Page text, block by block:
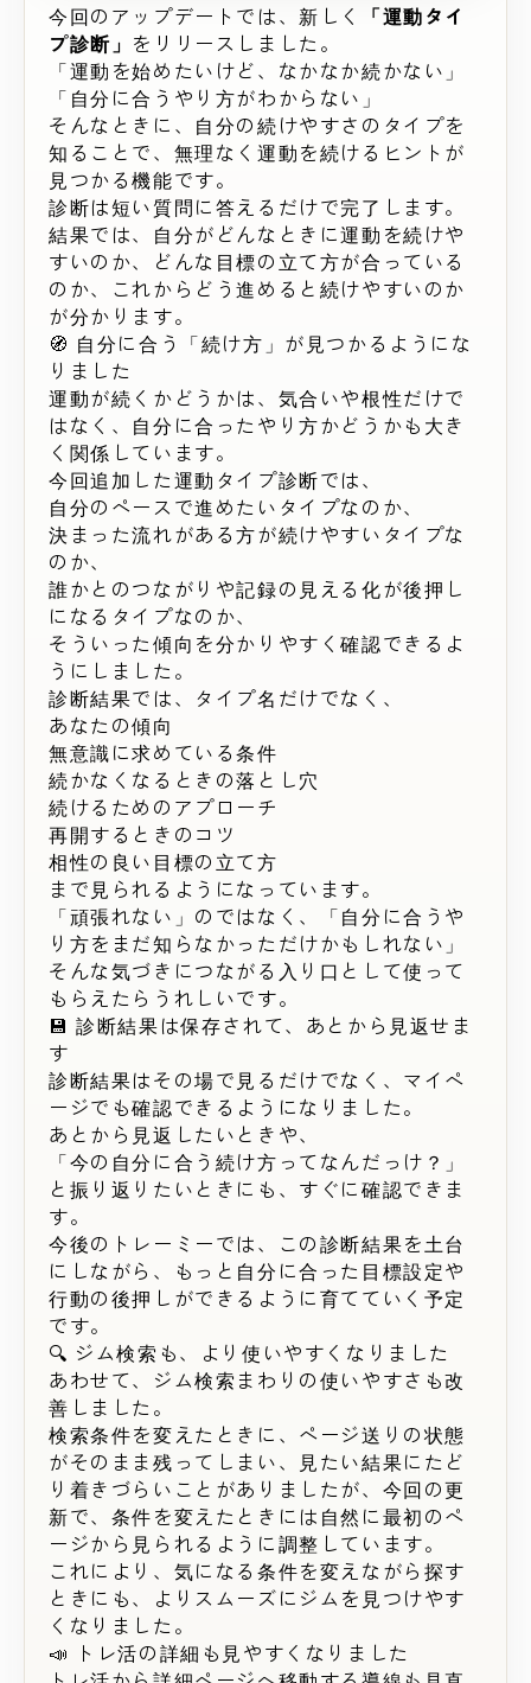
今回のアップデートでは、新しく
「運動タイ
プ診断」 をリリースしました。
「運動を始めたいけど、なかなか続かない」
「自分に合うやり方がわからない」
そんなときに、自分の続けやすさのタイプを
知ることで、無理なく運動を続けるヒントが
見つかる機能です。
診断は短い質問に答えるだけで完了します。
結果では、自分がどんなときに運動を続けや
すいのか、どんな目標の立て方が合っている
のか、これからどう進めると続けやすいのか
が分かります。
🧭 自分に合う「続け方」が見つかるようにな
りました
運動が続くかどうかは、気合いや根性だけで
はなく、自分に合ったやり方かどうかも大き
く関係しています。
今回追加した運動タイプ診断では、
自分のペースで進めたいタイプなのか、
決まった流れがある方が続けやすいタイプな
のか、
誰かとのつながりや記録の見える化が後押し
になるタイプなのか、
そういった傾向を分かりやすく確認できるよ
うにしました。
診断結果では、タイプ名だけでなく、
あなたの傾向
無意識に求めている条件
続かなくなるときの落とし穴
続けるためのアプローチ
再開するときのコツ
相性の良い目標の立て方
まで見られるようになっています。
「頑張れない」のではなく、「自分に合うや
り方をまだ知らなかっただけかもしれない」
そんな気づきにつながる入り口として使って
もらえたらうれしいです。
💾 診断結果は保存されて、あとから見返せま
す
診断結果はその場で見るだけでなく、マイペ
ージでも確認できるようになりました。
あとから見返したいときや、
「今の自分に合う続け方ってなんだっけ？」
と振り返りたいときにも、すぐに確認できま
す。
今後のトレーミーでは、この診断結果を土台
にしながら、もっと自分に合った目標設定や
行動の後押しができるように育てていく予定
です。
🔍 ジム検索も、より使いやすくなりました
あわせて、ジム検索まわりの使いやすさも改
善しました。
検索条件を変えたときに、ページ送りの状態
がそのまま残ってしまい、見たい結果にたど
り着きづらいことがありましたが、今回の更
新で、条件を変えたときには自然に最初のペ
ージから見られるように調整しています。
これにより、気になる条件を変えながら探す
ときにも、よりスムーズにジムを見つけやす
くなりました。
📣 トレ活の詳細も見やすくなりました